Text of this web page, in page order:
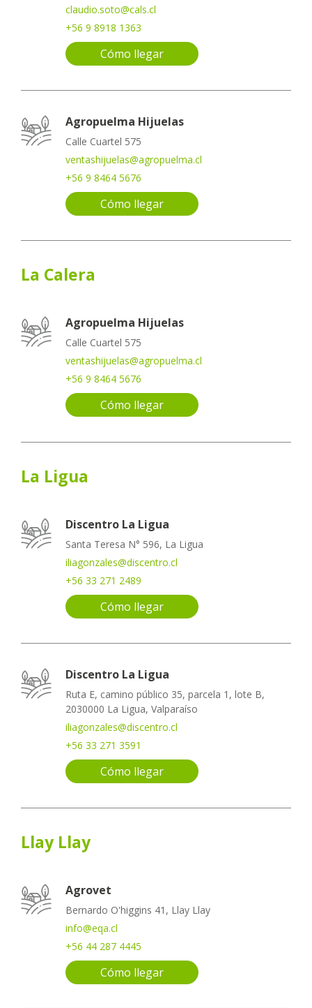
claudio.soto@cals.cl
+56 9 8918 1363
Cómo llegar
Agropuelma Hijuelas
Calle Cuartel 575
ventashijuelas@agropuelma.cl
+56 9 8464 5676
Cómo llegar
La Calera
Agropuelma Hijuelas
Calle Cuartel 575
ventashijuelas@agropuelma.cl
+56 9 8464 5676
Cómo llegar
La Ligua
Discentro La Ligua
Santa Teresa N° 596, La Ligua
iliagonzales@discentro.cl
+56 33 271 2489
Cómo llegar
Discentro La Ligua
Ruta E, camino público 35, parcela 1, lote B,
2030000 La Ligua, Valparaíso
iliagonzales@discentro.cl
+56 33 271 3591
Cómo llegar
Llay Llay
Agrovet
Bernardo O'higgins 41, Llay Llay
info@eqa.cl
+56 44 287 4445
Cómo llegar